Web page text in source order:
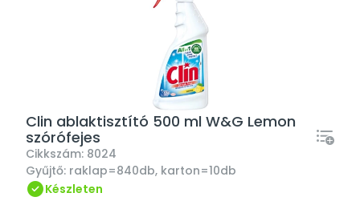
Clin ablaktisztító 500 ml W&G Lemon
szórófejes
Cikkszám: 8024
Gyűjtő: raklap=840db, karton=10db
Készleten